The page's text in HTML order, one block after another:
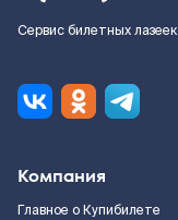
Сервис билетных лазеек
Компания
Главное о Купибилете